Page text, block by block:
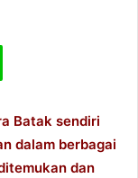
Batak sendiri
dalam berbagai
dan